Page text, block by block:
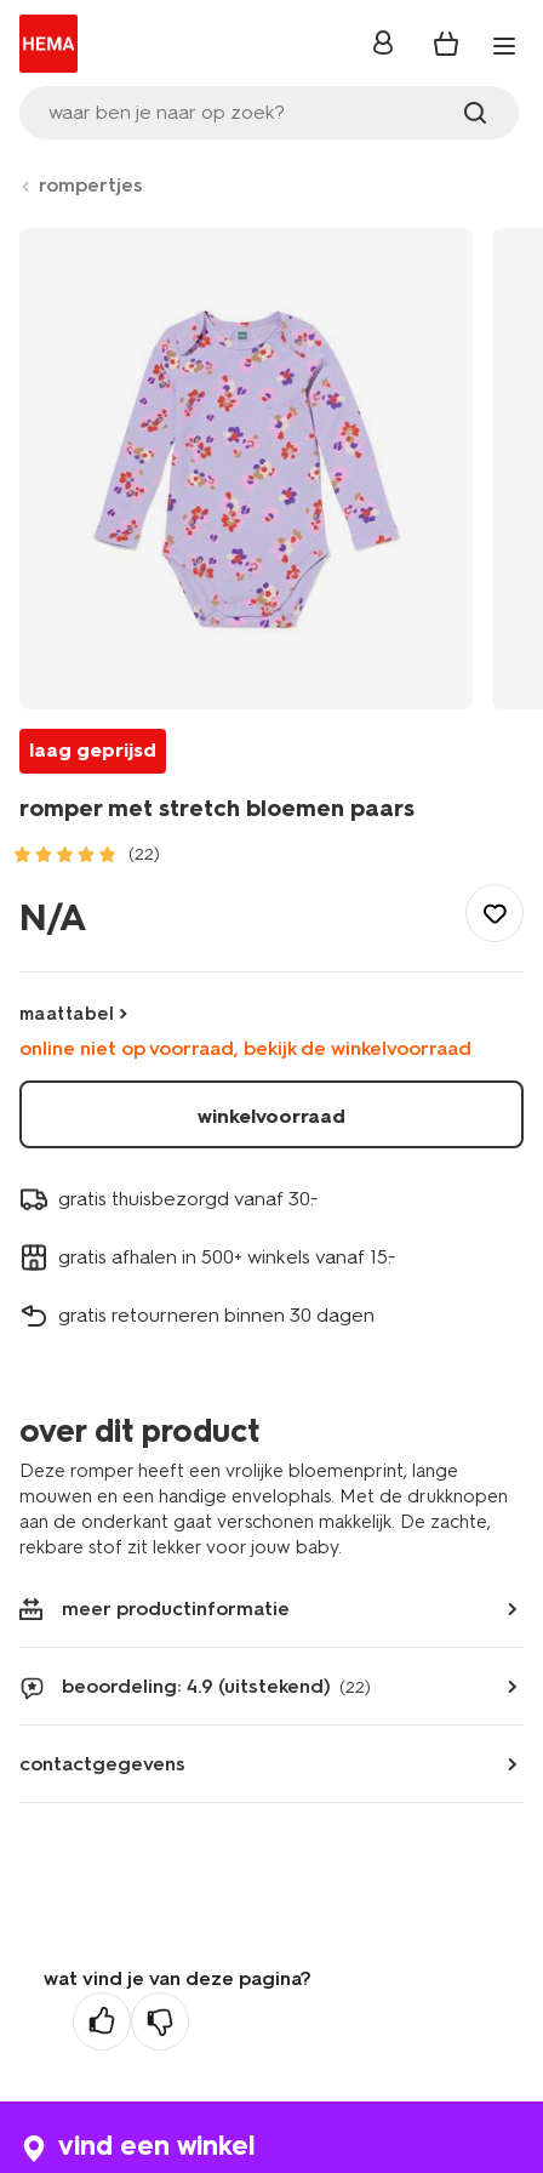
waar ben je naar op zoek?
inloggen
rompertjes
laag geprijsd
romper met stretch bloemen paars
(22)
met-
stretch-
paars-
33300550PURPLE.html
N/A
maattabel
online niet op voorraad, bekijk de winkelvoorraad
winkelvoorraad
gratis thuisbezorgd vanaf 30.-
gratis afhalen in 500+ winkels vanaf 15.-
gratis retourneren binnen 30 dagen
over dit product
Deze romper heeft een vrolijke bloemenprint, lange
mouwen en een handige envelophals. Met de drukknopen
aan de onderkant gaat verschonen makkelijk. De zachte,
rekbare stof zit lekker voor jouw baby.
meer productinformatie
beoordeling: 4.9 (uitstekend) (22)
contactgegevens
wat vind je van deze pagina?
vind een winkel